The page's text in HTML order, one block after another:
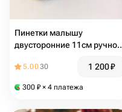
Пинетки малышу
двусторонние 11см ручной
5.0030 1 200₽
300 ₽ × 4 платежа